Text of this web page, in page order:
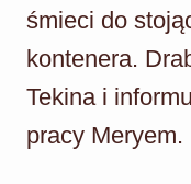
śmieci do
kontenera.
Tekina i
pracy Meryem.